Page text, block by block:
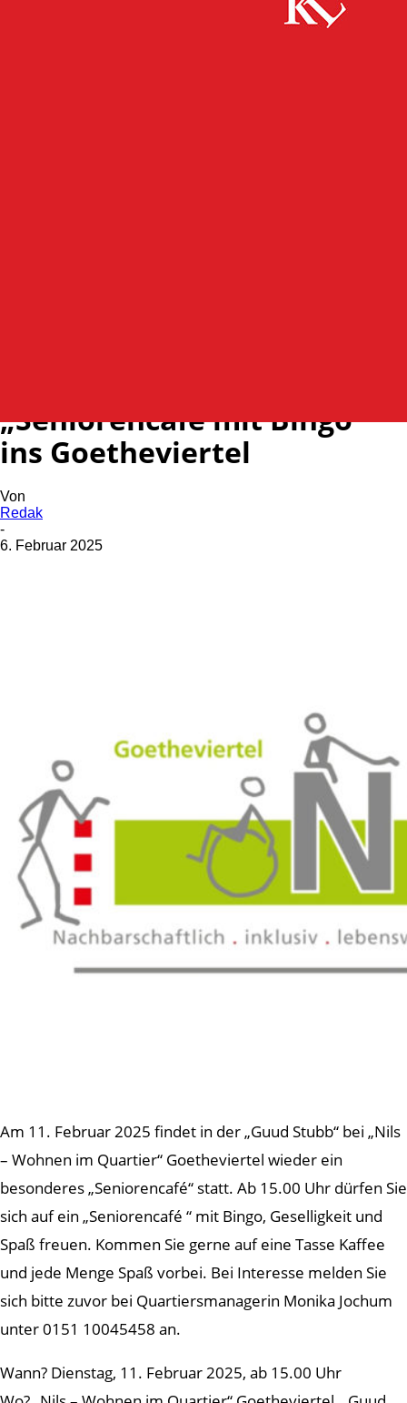
„Seniorencafé mit Bingo “
ins Goetheviertel
Von
Redak
-
6. Februar 2025
Am 11. Februar 2025 findet in der „Guud Stubb“ bei „Nils
– Wohnen im Quartier“ Goetheviertel wieder ein
besonderes „Seniorencafé“ statt. Ab 15.00 Uhr dürfen Sie
sich auf ein „Seniorencafé “ mit Bingo, Geselligkeit und
Spaß freuen. Kommen Sie gerne auf eine Tasse Kaffee
und jede Menge Spaß vorbei. Bei Interesse melden Sie
sich bitte zuvor bei Quartiersmanagerin Monika Jochum
unter 0151 10045458 an.
Wann? Dienstag, 11. Februar 2025, ab 15.00 Uhr